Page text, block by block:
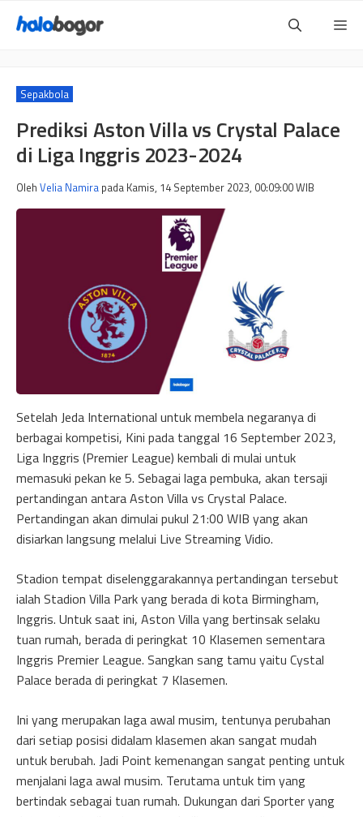
Sepakbola
Prediksi Aston Villa vs Crystal Palace
di Liga Inggris 2023-2024
Oleh Velia Namira pada Kamis, 14 September 2023, 00:09:00WIB
Setelah Jeda International untuk membela negaranya di
berbagai kompetisi, Kini pada tanggal 16 September 2023,
Liga Inggris (Premier League) kembali di mulai untuk
memasuki pekan ke 5. Sebagai laga pembuka, akan tersaji
pertandingan antara Aston Villa vs Crystal Palace.
Pertandingan akan dimulai pukul 21:00 WIB yang akan
disiarkan langsung melalui Live Streaming Vidio.
Stadion tempat diselenggarakannya pertandingan tersebut
ialah Stadion Villa Park yang berada di kota Birmingham,
Inggris. Untuk saat ini, Aston Villa yang bertinsak selaku
tuan rumah, berada di peringkat 10 Klasemen sementara
Inggris Premier League. Sangkan sang tamu yaitu Cystal
Palace berada di peringkat 7 Klasemen.
Ini yang merupakan laga awal musim, tentunya perubahan
dari setiap posisi didalam klasemen akan sangat mudah
untuk berubah. Jadi Point kemenangan sangat penting untuk
menjalani laga awal musim. Terutama untuk tim yang
bertindak sebagai tuan rumah. Dukungan dari Sporter yang